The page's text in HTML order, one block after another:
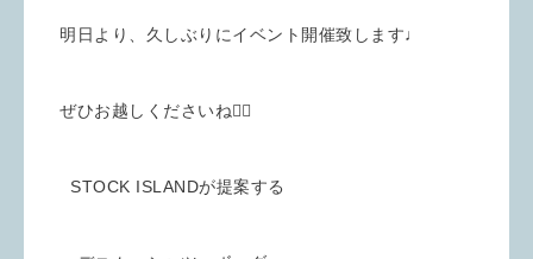
明日より、久しぶりにイベント開催致します♩
ぜひお越しくださいね🙇‍♀️
STOCK ISLANDが提案する